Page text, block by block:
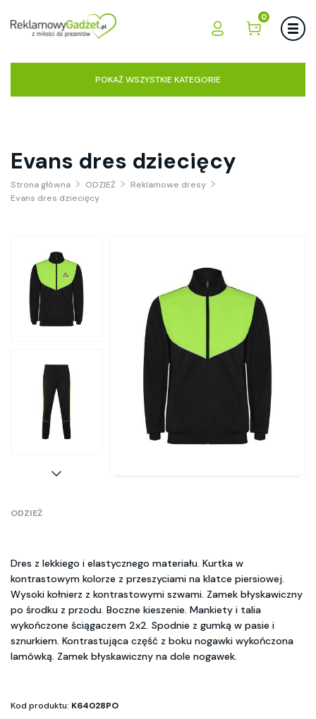
0
POKAŻ WSZYSTKIE KATEGORIE
Evans dres dziecięcy
Strona główna ODZIEŻ
Reklamowe dresy
Evans dres dziecięcy
ODZIEŻ
Dres z lekkiego i elastycznego materiału. Kurtka w
kontrastowym kolorze z przeszyciami na klatce piersiowej.
Wysoki kołnierz z kontrastowymi szwami. Zamek błyskawiczny
po środku z przodu. Boczne kieszenie. Mankiety i talia
wykończone ściągaczem 2x2. Spodnie z gumką w pasie i
sznurkiem. Kontrastująca część z boku nogawki wykończona
lamówką. Zamek błyskawiczny na dole nogawek.
Kod produktu: K64028PO